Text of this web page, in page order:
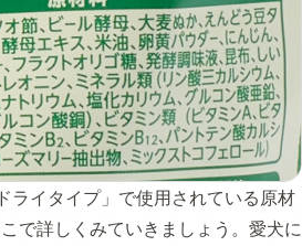
ライタイプ」で使用されている原材
で詳しくみていきましょう。愛犬に